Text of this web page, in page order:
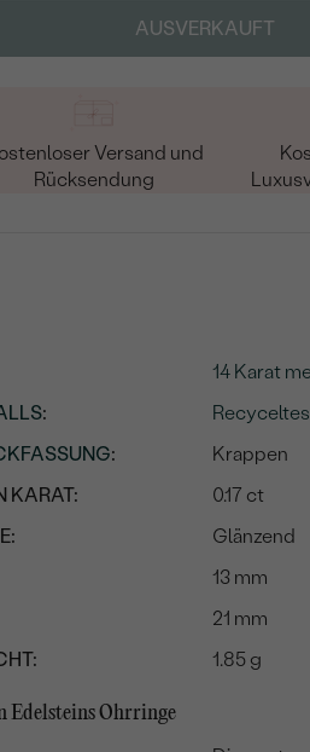
AUSVERKAUFT
Versand und
Rücksendung
14 Karat
:
Recyceltes
:
Krappen
KARAT:
0.17 ct
Glänzend
13 mm
21 mm
1.85 g
Edelsteins Ohrringe